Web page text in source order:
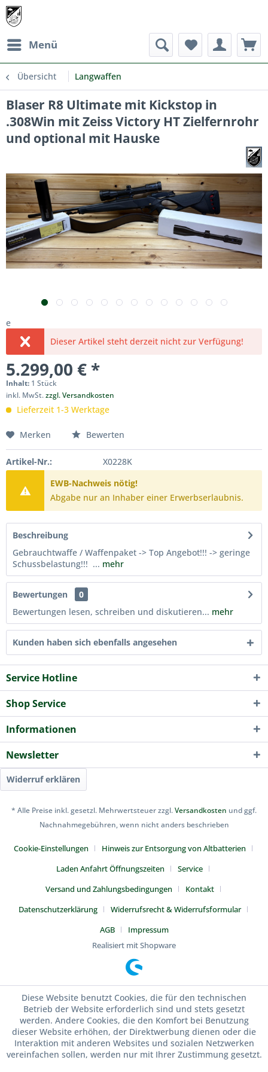
Menü
Übersicht Langwaffen
Blaser R8 Ultimate mit Kickstop in
.308Win mit Zeiss Victory HT Zielfernrohr
und optional mit Hauske
e
Dieser Artikel steht derzeit nicht zur Verfügung!
5.299,00 € *
Inhalt: 1 Stück
inkl. MwSt.zzgl. Versandkosten
Lieferzeit 1-3 Werktage
Merken Bewerten
Artikel-Nr.:
X0228K
EWB-Nachweis nötig!
Abgabe nur an Inhaber einer Erwerbserlaubnis.
Beschreibung
Gebrauchtwaffe / Waffenpaket -> Top Angebot!!! -> geringe
Schussbelastung!!! ... mehr
Bewertungen
0
Bewertungen lesen, schreiben und diskutieren... mehr
Kunden haben sich ebenfalls angesehen
Service Hotline
Shop Service
Informationen
Newsletter
Widerruf erklären
* Alle Preise inkl. gesetzl. Mehrwertsteuer zzgl.Versandkosten und ggf.
Nachnahmegebühren, wenn nicht anders beschrieben
Cookie-Einstellungen
Hinweis zur Entsorgung von Altbatterien
Laden Anfahrt Öffnungszeiten
Service
Versand und Zahlungsbedingungen
Kontakt
Datenschutzerklärung
Widerrufsrecht & Widerrufsformular
AGB
Impressum
Realisiert mit Shopware
Diese Website benutzt Cookies, die für den technischen
Betrieb der Website erforderlich sind und stets gesetzt
werden. Andere Cookies, die den Komfort bei Benutzung
dieser Website erhöhen, der Direktwerbung dienen oder die
Interaktion mit anderen Websites und sozialen Netzwerken
vereinfachen sollen, werden nur mit Ihrer Zustimmung gesetzt.